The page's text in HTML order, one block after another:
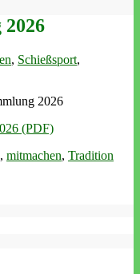
, Schießsport,
(PDF)
, mitmachen, Tradition